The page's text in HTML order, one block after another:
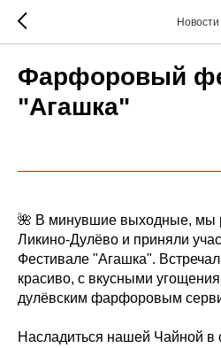
Новости
Фарфоровый
"Агашка"
🌺 В минувшие выходные, мы
Ликино-Дулёво и приняли
Фестивале "Агашка".
красиво, с вкусными
дулёвским фарфоровым
Насладиться нашей Чайной в